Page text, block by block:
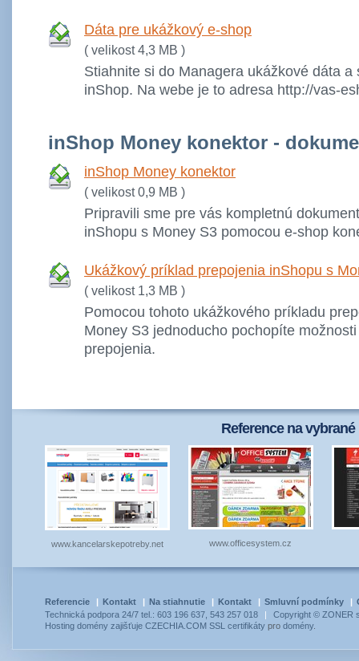
Dáta pre ukážkový e-shop
( velikost 4,3 MB )
Stiahnite si do Managera ukážkové dáta a
inShop. Na webe je to adresa http://vas-
inShop Money konektor -
inShop Money konektor
( velikost 0,9 MB )
Pripravili sme pre vás kompletnú
inShopu s Money S3 pomocou e-shop
Ukážkový príklad prepojenia inShopu s
( velikost 1,3 MB )
Pomocou tohoto ukážkového príkladu
Money S3 jednoducho pochopíte
prepojenia.
Reference na
www.kancelarskepotreby.net www.officesystem.cz
Referencie | Kontakt | Na stiahnutie | Kontakt | Smluvní podmínky |
Technická podpora 24/7 tel.: 603 196 637, 543 257 018
|
Copyright © ZONER
Hosting domény zajišťuje CZECHIA.COM SSL certifikáty pro domény.